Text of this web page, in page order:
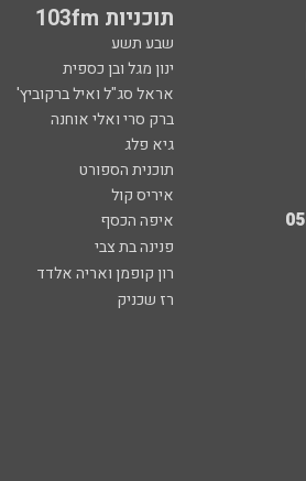
תוכניות 103fm
שבע תשע
ינון מגל ובן כספית
אראל סג"ל ואיל ברקוביץ'
ברק סרי ואלי אוחנה
גיא פלג
תוכנית הספורט
איריס קול
איפה הכסף
פנינה בת צבי
רון קופמן ואריה אלדד
רז שכניק